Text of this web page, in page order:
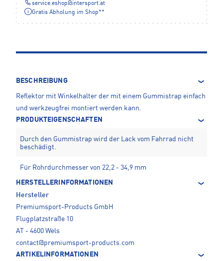
service.eshop@ intersport.at
Gratis Abholung im Shop**
BESCHREIBUNG
Reflektor mit Winkelhalter der mit einem Gummistrap einfach
und werkzeugfrei montiert werden kann.
PRODUKTEIGENSCHAFTEN
Durch den Gummistrap wird der Lack vom Fahrrad nicht
beschädigt.
Für Rohrdurchmesser von 22,2 - 34,9 mm
HERSTELLERINFORMATIONEN
Hersteller
Premiumsport-Products GmbH
Flugplatzstraße 10
AT - 4600 Wels
contact@premiumsport-products.com
ARTIKELINFORMATIONEN